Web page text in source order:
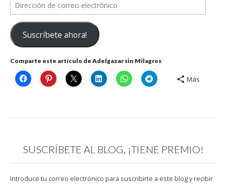
de
correo
electrónico
Suscríbete ahora!
Comparte este artículo de Adelgazar sin Milagros
Más
SUSCRÍBETE AL BLOG, ¡TIENE PREMIO!
Introduce tu correo electrónico para suscribirte a este blog y recibir